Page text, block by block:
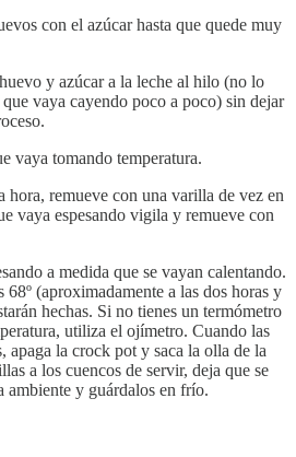
con el azúcar hasta que quede muy
y azúcar a la leche al hilo (no lo
vaya cayendo poco a poco) sin dejar
vaya tomando temperatura.
hora, remueve con una varilla de vez en
vaya espesando vigila y remueve con
a medida que se vayan calentando.
(aproximadamente a las dos horas y
hechas. Si no tienes un termómetro
utiliza el ojímetro. Cuando las
apaga la crock pot y saca la olla de la
a los cuencos de servir, deja que se
ambiente y guárdalos en frío.